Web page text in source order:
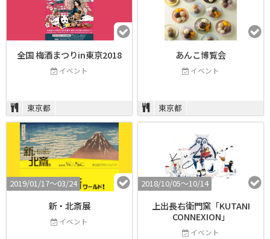
全国 梅酒まつりin東京2018
イベント
東京都
あんこ博覧会
イベント
東京都
2019/01/17〜03/24
新・北斎展
イベント
2018/10/05〜10/14
上出長右衛門窯「KUTANI
CONNEXION」
イベント